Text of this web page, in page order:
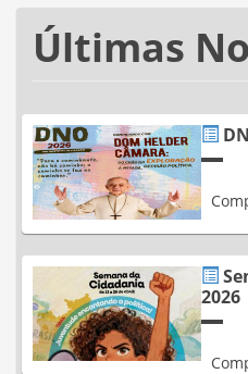
Últimas
2026